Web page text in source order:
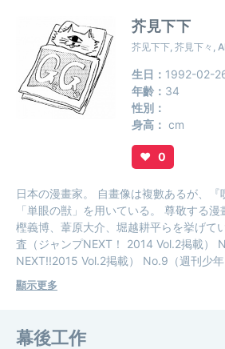
芥見下下
芥见下下, 芥見下々,
生日： 1992-02-
年齡： 34
性別：
身高： cm
♥ 0
日本の漫畫家。 自畫像は複數あるが、『
「単眼の獣」を用いている。 尊敬する
樫義博、葦原大介、堀越耕平らを挙げている。 作品一覧
査（ジャンプNEXT！ 2014 Vol.2掲載）
NEXT!!2015 Vol.2掲載） No.9（週刊少
掲載） 二界梵骸バラバルジュラ（週刊少
掲載） 呪術廻戦 0 東京都立呪術高等専門
載中）
顯示更多
幕後工作